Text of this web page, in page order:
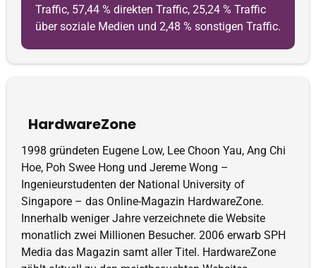
Traffic, 57,44 % direkten Traffic, 25,24 % Traffic
über soziale Medien und 2,48 % sonstigen Traffic.
HardwareZone
1998 gründeten Eugene Low, Lee Choon Yau, Ang Chi
Hoe, Poh Swee Hong und Jereme Wong –
Ingenieurstudenten der National University of
Singapore – das Online-Magazin HardwareZone.
Innerhalb weniger Jahre verzeichnete die Website
monatlich zwei Millionen Besucher. 2006 erwarb SPH
Media das Magazin samt aller Titel. HardwareZone